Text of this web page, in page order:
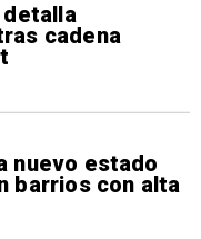
cadena
nuevo estado
barrios con alta